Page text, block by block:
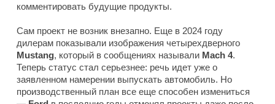
комментировать будущие продукты.
Сам проект не возник внезапно. Еще в 2024 году
дилерам показывали изображения четырехдверного
Mustang, который в сообщениях называли Mach 4.
Теперь статус стал серьезнее: речь идет уже о
заявленном намерении выпускать автомобиль. Но
производственный план все еще способен измениться